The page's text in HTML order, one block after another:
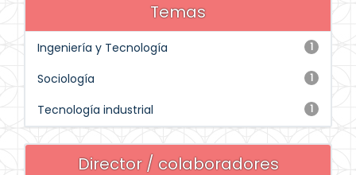
Temas
1
Ingeniería y Tecnología
1
Sociología
1
Tecnología industrial
Director / colaboradores